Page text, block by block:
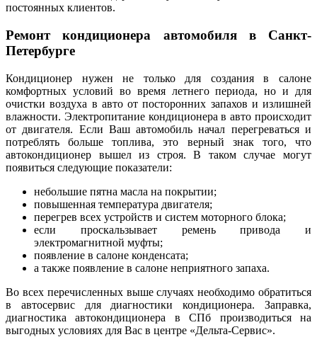
постоянных клиентов.
Ремонт кондиционера автомобиля в Санкт-
Петербурге
Кондиционер нужен не только для создания в салоне
комфортных условий во время летнего периода, но и для
очистки воздуха в авто от посторонних запахов и излишней
влажности. Электропитание кондиционера в авто происходит
от двигателя. Если Ваш автомобиль начал перегреваться и
потреблять больше топлива, это верный знак того, что
автокондиционер вышел из строя. В таком случае могут
появиться следующие показатели:
небольшие пятна масла на покрытии;
повышенная температура двигателя;
перегрев всех устройств и систем моторного блока;
если проскальзывает ремень привода и
электромагнитной муфты;
появление в салоне конденсата;
а также появление в салоне неприятного запаха.
Во всех перечисленных выше случаях необходимо обратиться
в автосервис для диагностики кондиционера. Заправка,
диагностика автокондиционера в СПб производиться на
выгодных условиях для Вас в центре «Дельта-Сервис».